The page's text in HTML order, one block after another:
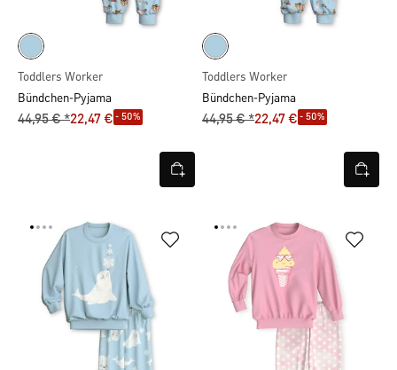
Toddlers Worker
Bündchen-Pyjama
44,95 € *22,47 € - 50%
Toddlers Worker
Bündchen-Pyjama
44,95 € *22,47 € - 50%